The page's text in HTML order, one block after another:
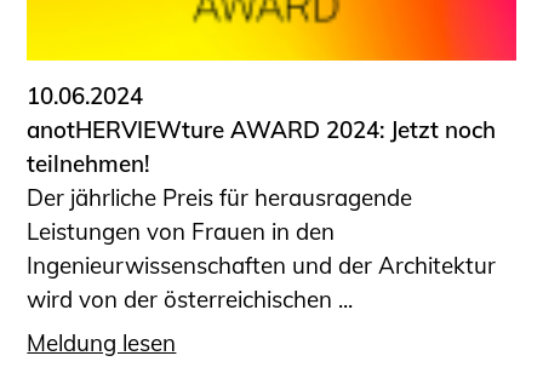
Informationen für Fortbildungsträger
Anträge, Anzeigen, Formulare
Fortbildung/Seminare
Informationen für Ingenieurinnen
und Ingenieure
Recht
Planungswettbewerbe
Publikationen
Stellenbörse
Staatlich anerkannte Sachverständige
10.06.2024
anotHERVIEWture AWARD 2024: Jetzt noch
teilnehmen!
Der jährliche Preis für herausragende
Leistungen von Frauen in den
Ingenieurwissenschaften und der Architektur
wird von der österreichischen ...
Meldung lesen